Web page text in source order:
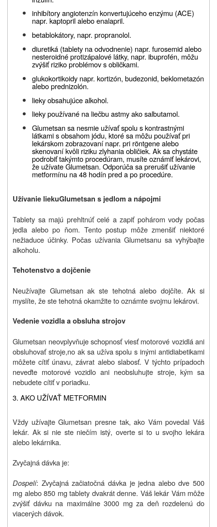
inhibítory angiotenzín konvertujúceho enzýmu (ACE)
napr. kaptopril alebo enalapril.
betablokátory, napr. propranolol.
diuretiká (tablety na odvodnenie) napr. furosemid alebo
nesteroidné protizápalové látky, napr. ibuprofén, môžu
zvýšiť riziko problémov s obličkami.
glukokortikoidy napr. kortizón, budezonid, beklometazón
alebo prednizolón.
lieky obsahujúce alkohol.
lieky používané na liečbu astmy ako salbutamol.
Glumetsan sa nesmie užívať spolu s kontrastnými
látkami s obsahom jódu, ktoré sa môžu používať pri
lekárskom zobrazovaní napr. pri röntgene alebo
skenovaní kvôli riziku zlyhania obličiek. Ak sa chystáte
podrobiť takýmto procedúram, musíte oznámiť lekárovi,
že užívate Glumetsan. Odporúča sa prerušiť užívanie
metformínu na 48 hodín pred a po procedúre.
Užívanie liekuGlumetsan s jedlom a nápojmi
Tablety sa majú prehltnúť celé a zapiť pohárom vody počas
jedla alebo po ňom. Tento postup môže zmenšiť niektoré
nežiaduce účinky. Počas užívania Glumetsanu sa vyhýbajte
alkoholu.
Tehotenstvo a dojčenie
Neužívajte Glumetsan ak ste tehotná alebo dojčíte. Ak si
myslíte, že ste tehotná okamžite to oznámte svojmu lekárovi.
Vedenie vozidla a obsluha strojov
Glumetsan neovplyvňuje schopnosť viesť motorové vozidlá ani
obsluhovať stroje,no ak sa užíva spolu s inými antidiabetikami
môžete cítiť únavu, závrat alebo slabosť. V týchto prípadoch
neveďte motorové vozidlo ani neobsluhujte stroje, kým sa
nebudete cítiť v poriadku.
3. AKO UŽÍVAŤ METFORMIN
Vždy užívajte Glumetsan presne tak, ako Vám povedal Váš
lekár. Ak si nie ste niečím istý, overte si to u svojho lekára
alebo lekárnika.
Zvyčajná dávka je:
Dospelí: Zvyčajná začiatočná dávka je jedna alebo dve 500
mg alebo 850 mg tablety dvakrát denne. Váš lekár Vám môže
zvýšiť dávku na maximálne 3000 mg za deň rozdelenú do
viacerých dávok.